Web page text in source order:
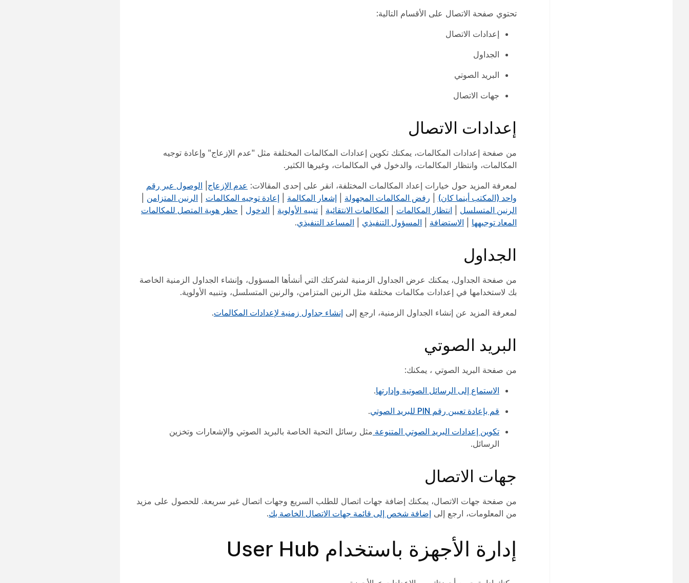
تحتوي صفحة الاتصال على الأقسام التالية:
إعدادات الاتصال
الجداول
البريد الصوتي
جهات الاتصال
إعدادات الاتصال
من صفحة إعدادات المكالمات، يمكنك تكوين إعدادات المكالمات المختلفة مثل "عدم الإزعاج" وإعادة توجيه
المكالمات، وانتظار المكالمات، والدخول في المكالمات، وغيرها الكثير.
لمعرفة المزيد حول خيارات إعداد المكالمات المختلفة، انقر على إحدى المقالات: عدم الإزعاج الوصول عبر رقم
واحد (المكتب أينما كان)
رفض المكالمات المجهولة إشعار المكالمة إعادة توجيه المكالمات الرنين المتزامن
الرنين المتسلسل
انتظار المكالمات المكالمات الانتقائية تنبيه الأولوية الدخول
حظر هوية المتصل للمكالمات
المعاد توجيهها
الاستضافة المسؤول التنفيذي المساعد التنفيذي.
الجداول
من صفحة الجداول، يمكنك عرض الجداول الزمنية لشركتك التي أنشأها المسؤول، وإنشاء الجداول الزمنية الخاصة
بك لاستخدامها في إعدادات مكالمات مختلفة مثل الرنين المتزامن، والرنين المتسلسل، وتنبيه الأولوية.
لمعرفة المزيد عن إنشاء الجداول الزمنية، ارجع إلى إنشاء جداول زمنية لإعدادات المكالمات.
البريد الصوتي
من صفحة البريد الصوتي ، يمكنك:
الاستماع إلى الرسائل الصوتية وإدارتها.
قم بإعادة تعيين رقم PIN للبريد الصوتي
.
تكوين إعدادات البريد الصوتي المتنوعة مثل رسائل التحية الخاصة بالبريد الصوتي والإشعارات وتخزين
الرسائل.
جهات الاتصال
من صفحة جهات الاتصال، يمكنك إضافة جهات اتصال للطلب السريع وجهات اتصال غير سريعة. للحصول على مزيد
من المعلومات، ارجع إلى إضافة شخص إلى قائمة جهات الاتصال الخاصة بك.
إدارة الأجهزة باستخدام User Hub